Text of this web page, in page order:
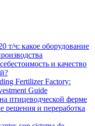
т/ч: какое оборудование
и качество
Fertilizer Factory:
Guide
птицеводческой ферме
решения и переработка